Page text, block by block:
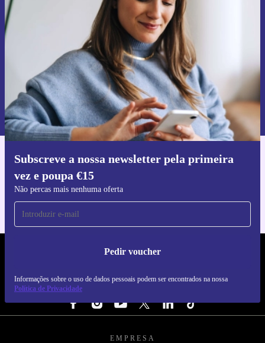
Subscreve a nossa newsletter pela primeira
vez e poupa €15
Não percas mais nenhuma oferta
Pedir voucher
Informações sobre o uso de dados pessoais podem ser encontrados na nossa
Política de Privacidade
primeira vez e poupa 15€!
Não percas mais nenhuma oferta.
Pedir voucher
Informações sobre o uso de dados pessoais podem ser encontrados na
nossa
Política de Privacidade.
Faz o download da app refurbed
Para iOS e Android
REFURBED PORTUGAL - RETHINK NEW.
SEGUE-NOS
EMPRESA